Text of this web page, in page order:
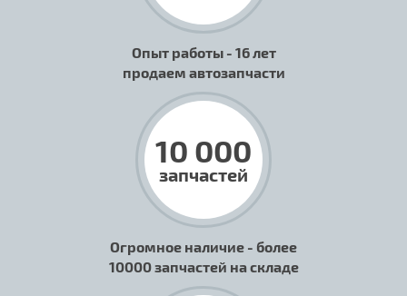
Опыт работы - 16 лет
продаем автозапчасти
10 000
запчастей
Огромное наличие - более
10000 запчастей на складе